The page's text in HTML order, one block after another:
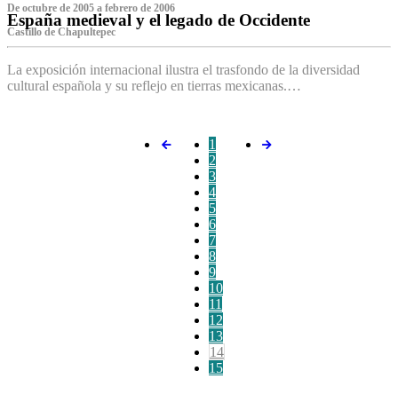
De octubre de 2005 a febrero de 2006
España medieval y el legado de Occidente
Castillo de Chapultepec
La exposición internacional ilustra el trasfondo de la diversidad
cultural española y su reflejo en tierras mexicanas.…
1
2
3
4
5
6
7
8
9
10
11
12
13
14
15